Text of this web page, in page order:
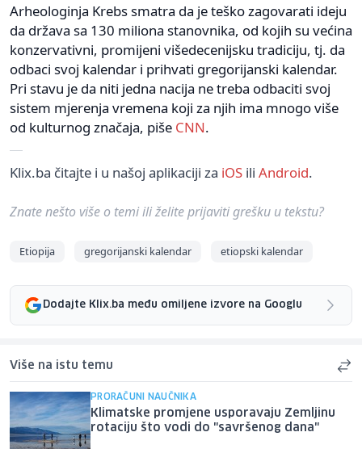
Arheologinja Krebs smatra da je teško zagovarati ideju
da država sa 130 miliona stanovnika, od kojih su većina
konzervativni, promijeni višedecenijsku tradiciju, tj. da
odbaci svoj kalendar i prihvati gregorijanski kalendar.
Pri stavu je da niti jedna nacija ne treba odbaciti svoj
sistem mjerenja vremena koji za njih ima mnogo više
od kulturnog značaja, piše CNN.
Klix.ba čitajte i u našoj aplikaciji za iOS ili Android.
Znate nešto više o temi ili želite prijaviti grešku u tekstu?
Etiopija gregorijanski kalendar etiopski kalendar
Dodajte Klix.ba među omiljene izvore na Googlu
Više na istu temu
PRORAČUNI NAUČNIKA
Klimatske promjene usporavaju Zemljinu
rotaciju što vodi do "savršenog dana"